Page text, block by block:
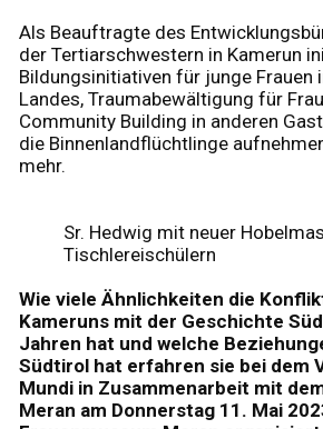
Als Beauftragte des
der Tertiarschwestern in Kamerun
Bildungsinitiativen für junge Frauen
Landes, Traumabewältigung für
Community Building in anderen
die Binnenlandflüchtlinge
mehr.
Sr. Hedwig mit neuer
Tischlereischülern
Wie viele Ähnlichkeiten die
Kameruns mit der Geschichte
Jahren hat und welche
Südtirol hat erfahren sie bei dem
Mundi in Zusammenarbeit mit
Meran am Donnerstag 11. Mai